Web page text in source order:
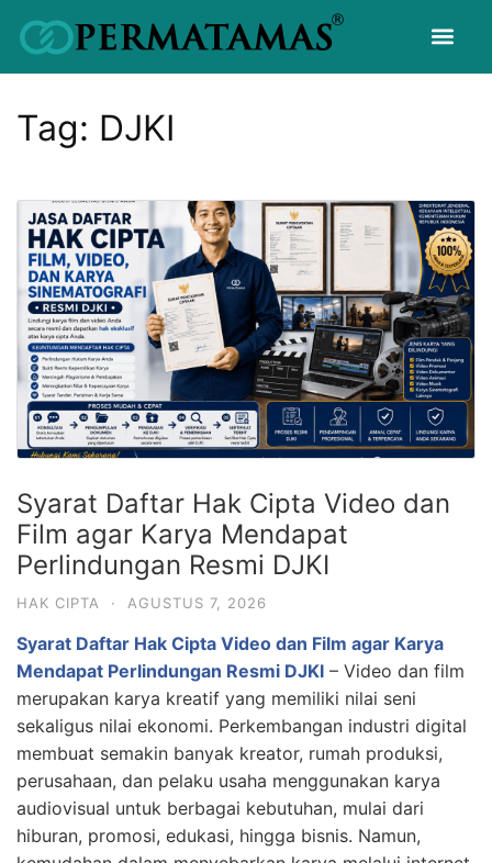
Tag: DJKI
Syarat Daftar Hak Cipta Video dan
Film agar Karya Mendapat
Perlindungan Resmi DJKI
HAK CIPTA · AGUSTUS 7, 2026
Syarat Daftar Hak Cipta Video dan Film agar Karya
Mendapat Perlindungan Resmi DJKI – Video dan film
merupakan karya kreatif yang memiliki nilai seni
sekaligus nilai ekonomi. Perkembangan industri digital
membuat semakin banyak kreator, rumah produksi,
perusahaan, dan pelaku usaha menggunakan karya
audiovisual untuk berbagai kebutuhan, mulai dari
hiburan, promosi, edukasi, hingga bisnis. Namun,